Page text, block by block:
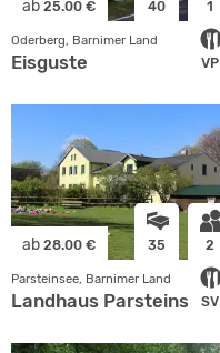
ab 25.00 € 40 1
VP
Oderberg, Barnimer Land
Eisguste
ab 28.00 € 35 2
SV
Parsteinsee, Barnimer Land
Landhaus Parsteinsee